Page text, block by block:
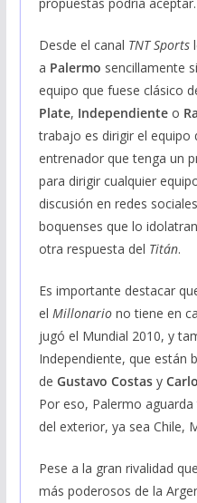
Desde el canal TNT Sports
a Palermo sencillamente
equipo que fuese clásico
Plate, Independiente o
trabajo es dirigir el equipo
entrenador que tenga un
para dirigir cualquier
discusión en redes
boquenses que lo
otra respuesta del Titán.
Es importante destacar
el Millonario no tiene en
jugó el Mundial 2010, y
Independiente, que están
de Gustavo Costas y
Por eso, Palermo
del exterior, ya sea Chile,
Pese a la gran rivalidad
más poderosos de la